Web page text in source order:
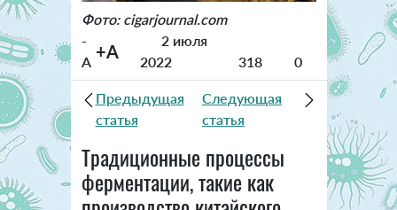
Фото: cigarjournal.com
-
A +A
2 июля
2022
318 0
Предыдущая
статья
Следующая
статья
Традиционные процессы
ферментации, такие как